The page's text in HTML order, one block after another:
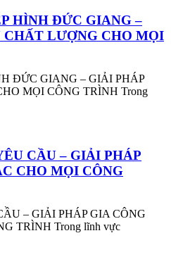
HÌNH ĐỨC GIANG –
LƯỢNG CHO MỌI
ĐỨC GIANG – GIẢI PHÁP
MỌI CÔNG TRÌNH Trong
CẦU – GIẢI PHÁP
CHO MỌI CÔNG
– GIẢI PHÁP GIA CÔNG
TRÌNH Trong lĩnh vực